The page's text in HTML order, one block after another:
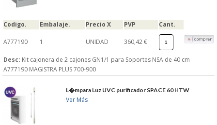
Codigo. Embalaje. Precio X PVP Cant.
A777190 1 UNIDAD 360,42 €
Desc: Kit cajonera de 2 cajones GN1/1 para Soportes NSA de 40 cm
A777190 MAGISTRA PLUS 700-900
L�mpara Luz UVC purificador SPACE 60 HTW
Ver Más